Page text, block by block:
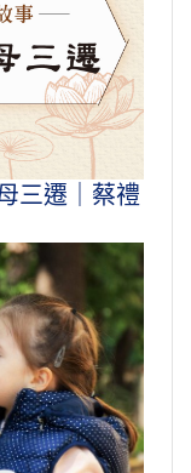
三遷｜蔡禮